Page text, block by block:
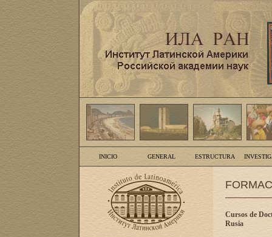
INICIO GENERAL ESTRUCTURA
Cursos de
Rusia